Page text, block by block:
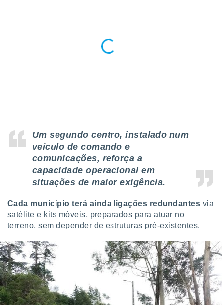
qualquer
em “
o
de
ou aceder
num
para
Um segundo centro, instalado num
veículo de comando e
comunicações, reforça a
capacidade operacional em
situações de maior exigência.
Cada município terá ainda ligações redundantes via
satélite e kits móveis, preparados para atuar no
terreno, sem depender de estruturas pré-existentes.